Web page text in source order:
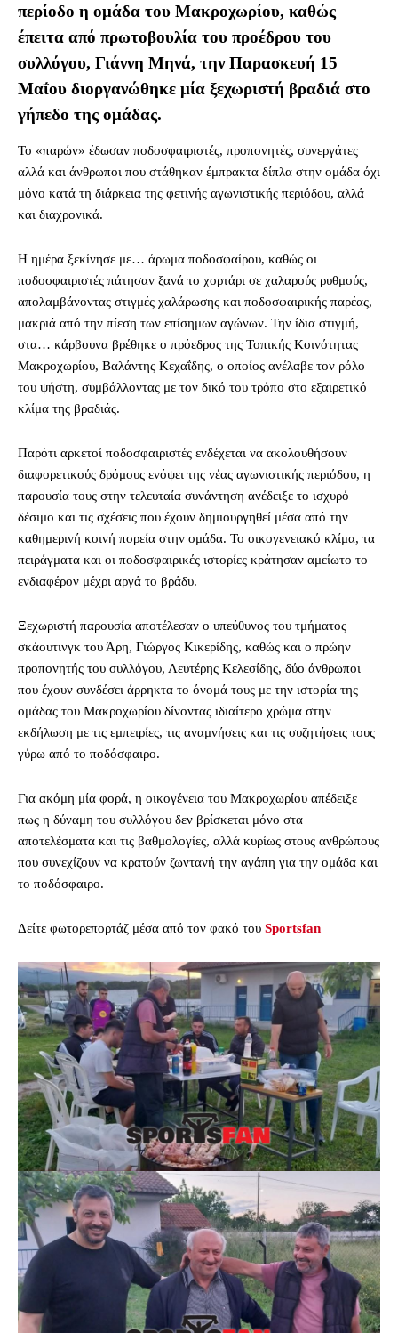
περίοδο η ομάδα του Μακροχωρίου, καθώς
έπειτα από πρωτοβουλία του προέδρου του
συλλόγου, Γιάννη Μηνά, την Παρασκευή 15
Μαΐου διοργανώθηκε μία ξεχωριστή βραδιά στο
γήπεδο της ομάδας.
Το «παρών» έδωσαν ποδοσφαιριστές, προπονητές, συνεργάτες
αλλά και άνθρωποι που στάθηκαν έμπρακτα δίπλα στην ομάδα όχι
μόνο κατά τη διάρκεια της φετινής αγωνιστικής περιόδου, αλλά
και διαχρονικά.
Η ημέρα ξεκίνησε με… άρωμα ποδοσφαίρου, καθώς οι
ποδοσφαιριστές πάτησαν ξανά το χορτάρι σε χαλαρούς ρυθμούς,
απολαμβάνοντας στιγμές χαλάρωσης και ποδοσφαιρικής παρέας,
μακριά από την πίεση των επίσημων αγώνων. Την ίδια στιγμή,
στα… κάρβουνα βρέθηκε ο πρόεδρος της Τοπικής Κοινότητας
Μακροχωρίου, Βαλάντης Κεχαΐδης, ο οποίος ανέλαβε τον ρόλο
του ψήστη, συμβάλλοντας με τον δικό του τρόπο στο εξαιρετικό
κλίμα της βραδιάς.
Παρότι αρκετοί ποδοσφαιριστές ενδέχεται να ακολουθήσουν
διαφορετικούς δρόμους ενόψει της νέας αγωνιστικής περιόδου, η
παρουσία τους στην τελευταία συνάντηση ανέδειξε το ισχυρό
δέσιμο και τις σχέσεις που έχουν δημιουργηθεί μέσα από την
καθημερινή κοινή πορεία στην ομάδα. Το οικογενειακό κλίμα, τα
πειράγματα και οι ποδοσφαιρικές ιστορίες κράτησαν αμείωτο το
ενδιαφέρον μέχρι αργά το βράδυ.
Ξεχωριστή παρουσία αποτέλεσαν ο υπεύθυνος του τμήματος
σκάουτινγκ του Άρη, Γιώργος Κικερίδης, καθώς και ο πρώην
προπονητής του συλλόγου, Λευτέρης Κελεσίδης, δύο άνθρωποι
που έχουν συνδέσει άρρηκτα το όνομά τους με την ιστορία της
ομάδας του Μακροχωρίου δίνοντας ιδιαίτερο χρώμα στην
εκδήλωση με τις εμπειρίες, τις αναμνήσεις και τις συζητήσεις τους
γύρω από το ποδόσφαιρο.
Για ακόμη μία φορά, η οικογένεια του Μακροχωρίου απέδειξε
πως η δύναμη του συλλόγου δεν βρίσκεται μόνο στα
αποτελέσματα και τις βαθμολογίες, αλλά κυρίως στους ανθρώπους
που συνεχίζουν να κρατούν ζωντανή την αγάπη για την ομάδα και
το ποδόσφαιρο.
Δείτε φωτορεπορτάζ μέσα από τον φακό του Sportsfan